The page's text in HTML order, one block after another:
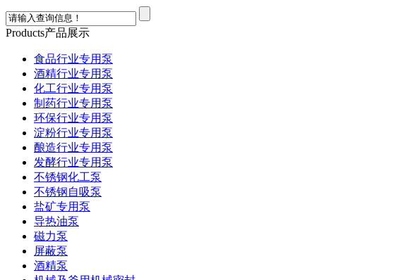
Products产品展示
食品行业专用泵
酒精行业专用泵
化工行业专用泵
制药行业专用泵
环保行业专用泵
淀粉行业专用泵
酿造行业专用泵
发酵行业专用泵
不锈钢化工泵
不锈钢自吸泵
盐矿专用泵
导热油泵
磁力泵
屏蔽泵
酒精泵